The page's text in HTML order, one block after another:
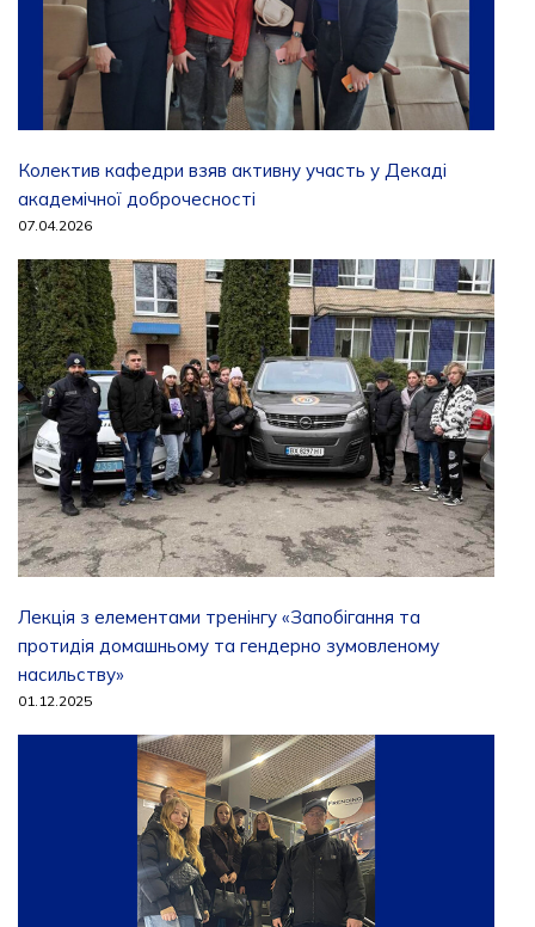
Колектив кафедри взяв активну участь у Декаді
академічної доброчесності
07.04.2026
Лекція з елементами тренінгу «Запобігання та
протидія домашньому та гендерно зумовленому
насильству»
01.12.2025